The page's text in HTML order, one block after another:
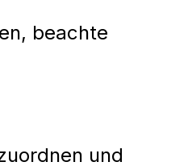
beachte
und